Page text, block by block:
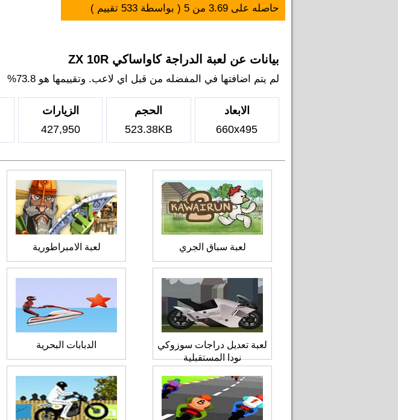
حاصله على 3.69 من 5 ( بواسطة 533 تقييم )
بيانات عن لعبة الدراجة كاواساكي ZX 10R
لم يتم اضافتها في المفضله من قبل اي لاعب. وتقييمها هو 73.8%
الابعاد
660x495
الحجم
523.38KB
الزيارات
427,950
لعبة سباق الجري لعبة الامبراطورية
لعبة تعديل دراجات سوزوكي
نودا المستقبلية
الدبابات البحرية